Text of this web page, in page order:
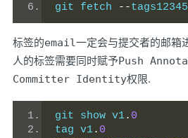
git fetch
--
标签的email一定会与提交者的邮箱
人的标签需要同时赋予Push
Committer Identity权限.
git show v1. 0
tag v1. 0